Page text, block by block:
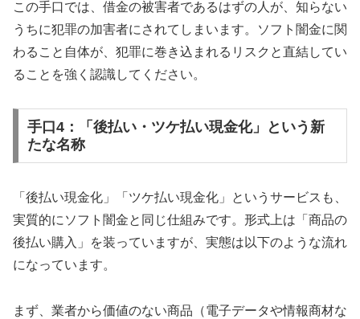
この手口では、借金の被害者であるはずの人が、知らない
うちに犯罪の加害者にされてしまいます。ソフト闇金に関
わること自体が、犯罪に巻き込まれるリスクと直結してい
ることを強く認識してください。
手口4：「後払い・ツケ払い現金化」という新
たな名称
「後払い現金化」「ツケ払い現金化」というサービスも、
実質的にソフト闇金と同じ仕組みです。形式上は「商品の
後払い購入」を装っていますが、実態は以下のような流れ
になっています。
まず、業者から価値のない商品（電子データや情報商材な